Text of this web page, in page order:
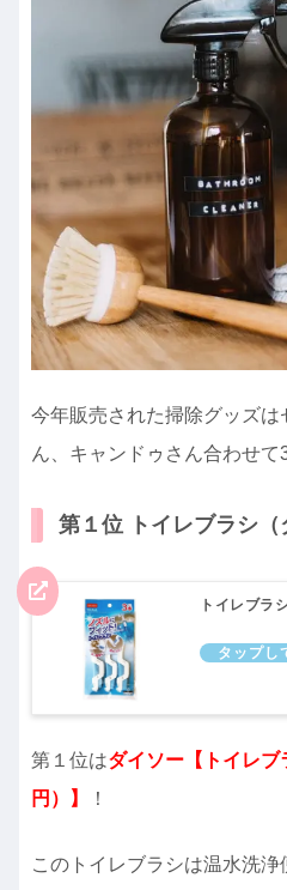
今年販売された掃除グッズは
ん、キャンドゥさん合わせて
第１位 トイレブラシ（
トイレブラ
第１位はダイソー【トイレ
円）】
！
このトイレブラシは温水洗